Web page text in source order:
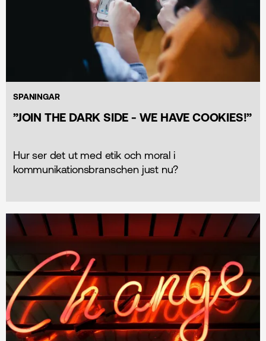
SPANINGAR
”JOIN THE DARK SIDE - WE HAVE COOKIES!”
Hur ser det ut med etik och moral i
kommunikations­branschen just nu?